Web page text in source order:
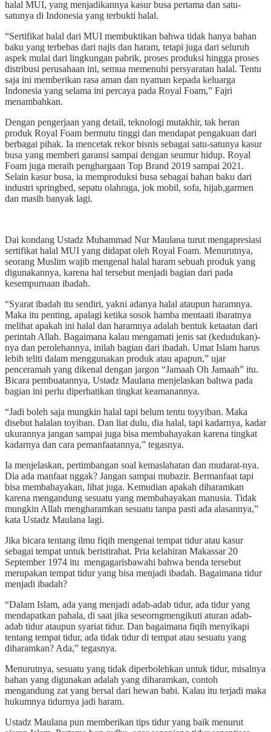
halal MUI, yang menjadikannya kasur busa pertama dan satu-
satunya di Indonesia yang terbukti halal.
“Sertifikat halal dari MUI membuktikan bahwa tidak hanya bahan
baku yang terbebas dari najis dan haram, tetapi juga dari seluruh
aspek mulai dari lingkungan pabrik, proses produksi hingga proses
distribusi perusahaan ini, semua memenuhi persyaratan halal. Tentu
saja ini memberikan rasa aman dan nyaman kepada keluarga
Indonesia yang selama ini percaya pada Royal Foam,” Fajri
menambahkan.
Dengan pengerjaan yang detail, teknologi mutakhir, tak heran
produk Royal Foam bermutu tinggi dan mendapat pengakuan dari
berbagai pihak. Ia mencetak rekor bisnis sebagai satu-satunya kasur
busa yang memberi garansi sampai dengan seumur hidup. Royal
Foam juga meraih penghargaan Top Brand 2019 sampai 2021.
Selain kasur busa, ia memproduksi busa sebagai bahan baku dari
industri springbed, sepatu olahraga, jok mobil, sofa, hijab,garmen
dan masih banyak lagi.
Dai kondang Ustadz Muhammad Nur Maulana turut mengapresiasi
sertifikat halal MUI yang didapat oleh Royal Foam. Menurutnya,
seorang Muslim wajib mengenal halal haram sebuah produk yang
digunakannya, karena hal tersebut menjadi bagian dari pada
kesempurnaan ibadah.
“Syarat ibadah itu sendiri, yakni adanya halal ataupun haramnya.
Maka itu penting, apalagi ketika sosok hamba mentaati ibaratnya
melihat apakah ini halal dan haramnya adalah bentuk ketaatan dari
perintah Allah. Bagaimana kalau mengamati jenis sat (kedudukan)-
nya dan perolehannya, inilah bagian dari ibadah. Umat Islam harus
lebih teliti dalam menggunakan produk atau apapun,” ujar
penceramah yang dikenal dengan jargon “Jamaah Oh Jamaah” itu.
Bicara pembuatannya, Ustadz Maulana menjelaskan bahwa pada
bagian ini perlu diperhatikan tingkat keamanannya.
“Jadi boleh saja mungkin halal tapi belum tentu toyyiban. Maka
disebut halalan toyiban. Dan liat dulu, dia halal, tapi kadarnya, kadar
ukurannya jangan sampai juga bisa membahayakan karena tingkat
kadarnya dan cara pemanfaatannya,” tegasnya.
Ia menjelaskan, pertimbangan soal kemaslahatan dan mudarat-nya.
Dia ada manfaat nggak? Jangan sampai mubazir. Bermanfaat tapi
bisa membahayakan, lihat juga. Kemudian apakah diharamkan
karena mengandung sesuatu yang membahayakan manusia. Tidak
mungkin Allah mengharamkan sesuatu tanpa pasti ada alasannya,”
kata Ustadz Maulana lagi.
Jika bicara tentang ilmu fiqih mengenai tempat tidur atau kasur
sebagai tempat untuk beristirahat. Pria kelahiran Makassar 20
September 1974 itu mengagarisbawahi bahwa benda tersebut
merupakan tempat tidur yang bisa menjadi ibadah. Bagaimana tidur
menjadi ibadah?
“Dalam Islam, ada yang menjadi adab-adab tidur, ada tidur yang
mendapatkan pahala, di saat jika seseorngmengikuti aturan adab-
adab tidur ataupun syariat tidur. Dan bagaimana fiqih menyikapi
tentang tempat tidur, ada tidak tidur di tempat atau sesuatu yang
diharamkan? Ada,” tegasnya.
Menurutnya, sesuatu yang tidak diperbolehkan untuk tidur, misalnya
bahan yang digunakan adalah yang diharamkan, contoh
mengandung zat yang bersal dari hewan babi. Kalau itu terjadi maka
hukumnya tidurnya jadi haram.
Ustadz Maulana pun memberikan tips tidur yang baik menurut